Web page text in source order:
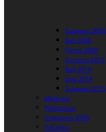
Sulawesi 2008
Bali 2008
Flores 2008
Sumatra 2013
Bali 2014
Java 2014
Sulawesi 2015
Malaysia
Philippinen
Singapore 2008
SriLanka